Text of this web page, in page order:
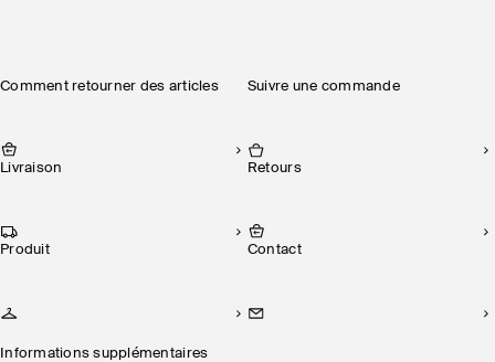
Comment retourner des articles Suivre une commande
Livraison Retours
Produit Contact
Informations supplémentaires